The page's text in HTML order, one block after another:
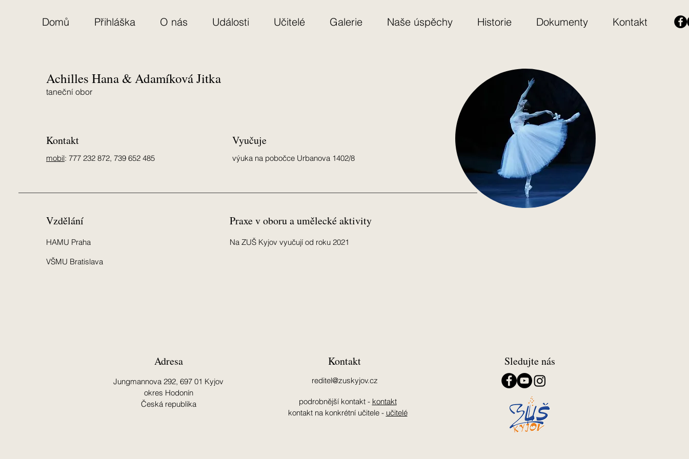
Domů Přihláška O nás Události Učitelé Galerie Naše úspěchy Historie Dokumenty Kontakt
Achilles Hana & Adamíková Jitka
taneční obor
Kontakt
mobil: 777 232 872, 739 652 485
Vyučuje
výuka na pobočce Urbanova 1402/8
Vzdělání Praxe v oboru a umělecké aktivity
HAMU Praha
VŠMU Bratislava
Na ZUŠ Kyjov vyučují od roku 2021
Adresa
Jungmannova 292, 697 01 Kyjov
okres Hodonín
Česká republika
Kontakt
reditel@zuskyjov.cz
podrobnější kontakt - kontakt
kontakt na konkrétní učitele - učitelé
Sledujte nás